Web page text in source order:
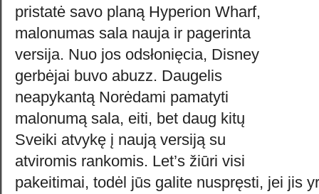
pristatė savo planą Hyperion Wharf,
malonumas sala nauja ir pagerinta
versija. Nuo jos odsłonięcia, Disney
gerbėjai buvo abuzz. Daugelis
neapykantą Norėdami pamatyti
malonumą sala, eiti, bet daug kitų
Sveiki atvykę į naują versiją su
atviromis rankomis. Let’s žiūri visi
pakeitimai, todėl jūs galite nuspręsti, jei jis